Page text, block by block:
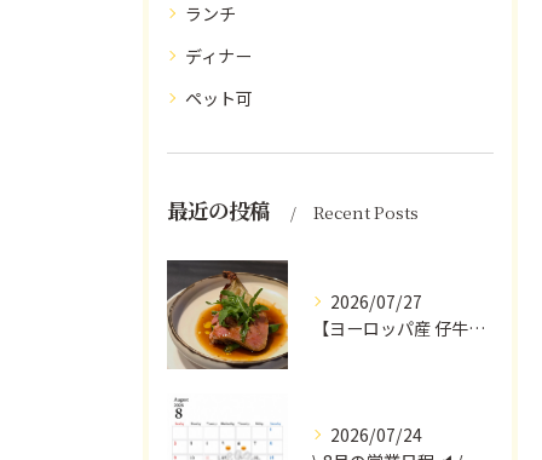
ランチ
ディナー
ペット可
最近の投稿 Recent Posts
2026/07/27
【ヨーロッパ産 仔牛のタンとフォンドヴォー】
2026/07/24